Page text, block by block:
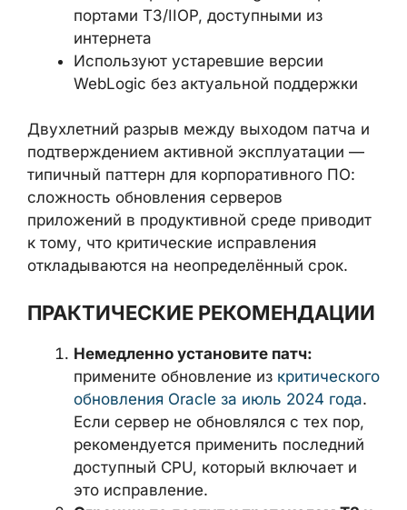
Имеют серверы WebLogic с
открытыми портами T3/IIOP,
доступными из интернета
Используют устаревшие версии
Двухлетний разрыв между выходом патча
и подтверждением активной эксплуатации
— типичный паттерн для корпоративного
ПО: сложность обновления серверов
приложений в продуктивной среде
приводит к тому, что критические
неопределённый срок.
ПРАКТИЧЕСКИЕ
РЕКОМЕНДАЦИИ
Немедленно установите патч:
примените обновление из
критического обновления Oracle за
июль 2024 года. Если сервер не